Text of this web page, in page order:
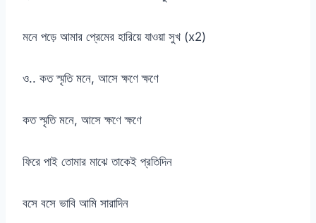
মনে পড়ে আমার প্রেমের হারিয়ে যাওয়া সুখ (x2)
ও.. কত স্মৃতি মনে, আসে ক্ষণে ক্ষণে
কত স্মৃতি মনে, আসে ক্ষণে ক্ষণে
ফিরে পাই তোমার মাঝে তাকেই প্রতিদিন
বসে বসে ভাবি আমি সারাদিন